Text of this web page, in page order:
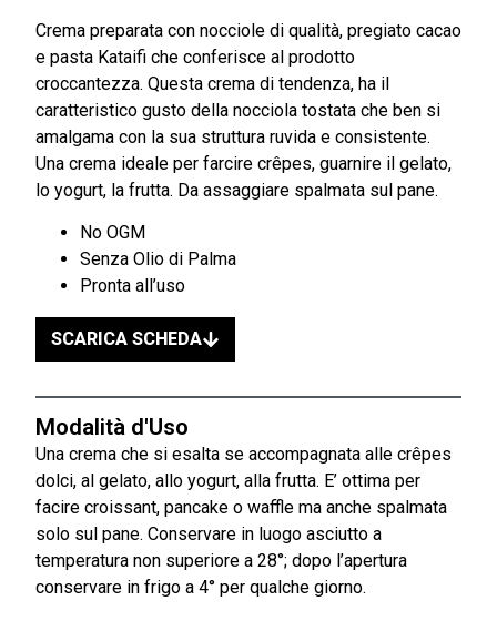
Crema preparata con nocciole di qualità, pregiato cacao
e pasta Kataifi che conferisce al prodotto
croccantezza. Questa crema di tendenza, ha il
caratteristico gusto della nocciola tostata che ben si
amalgama con la sua struttura ruvida e consistente.
Una crema ideale per farcire crêpes, guarnire il gelato,
lo yogurt, la frutta. Da assaggiare spalmata sul pane.
No OGM
Senza Olio di Palma
Pronta all’uso
SCARICA SCHEDA
Modalità d'Uso
Una crema che si esalta se accompagnata alle crêpes
dolci, al gelato, allo yogurt, alla frutta. E’ ottima per
facire croissant, pancake o waffle ma anche spalmata
solo sul pane. Conservare in luogo asciutto a
temperatura non superiore a 28°; dopo l’apertura
conservare in frigo a 4° per qualche giorno.